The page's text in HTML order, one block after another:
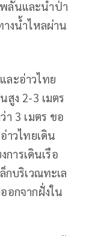
ลันและน้ำป่า
งน้ำไหลผ่าน
ละอ่าวไทย
ง 2-3 เมตร
3 เมตร ขอ
าวไทยเดิน
การเดินเรือ
บริเวณทะเล
อกจากฝั่งใน